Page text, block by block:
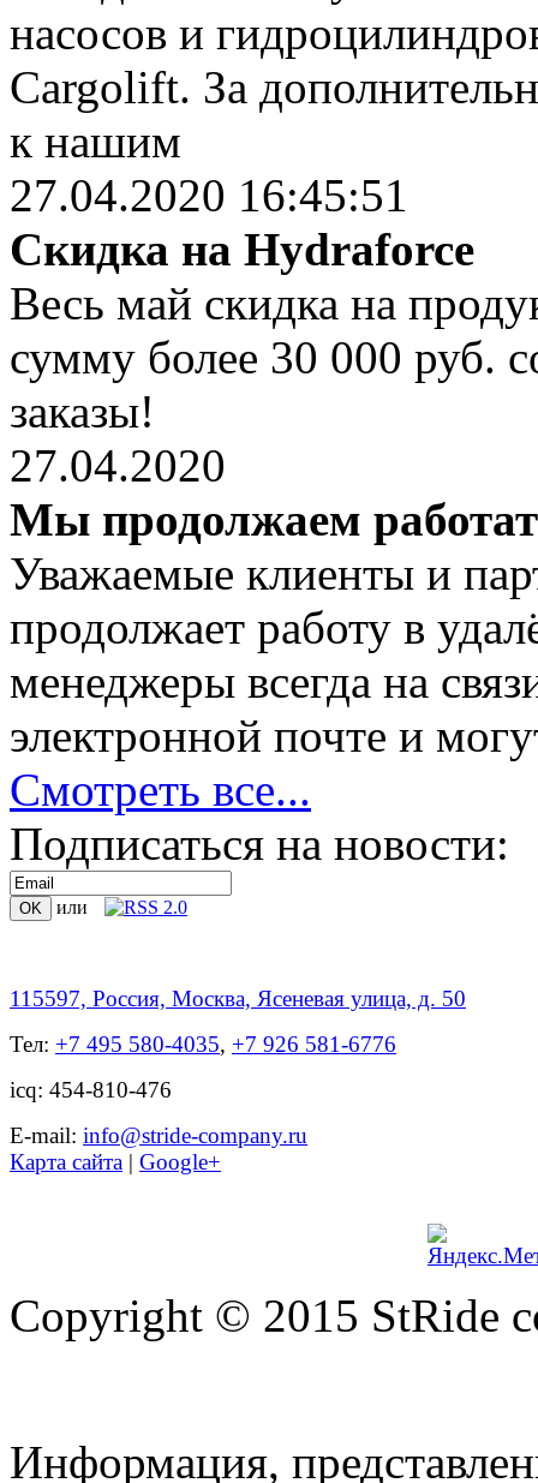
насосов и
Cargolift. За
к нашим
27.04.2020 16:45:51
Скидка на Hydraforce
Весь май скидка на
сумму более 30 000 руб.
заказы!
27.04.2020
Мы продолжаем
Уважаемые клиенты и
продолжает работу в
менеджеры всегда на
электронной почте и
Смотреть все...
Подписаться на новости:
или
115597, Россия, Москва, Ясеневая улица, д. 50
Тел: +7 495 580-4035, +7 926 581-6776
icq: 454-810-476
Е-mail: info@stride-company.ru
Карта сайта | Google+
Copyright © 2015 StRide
Информация,